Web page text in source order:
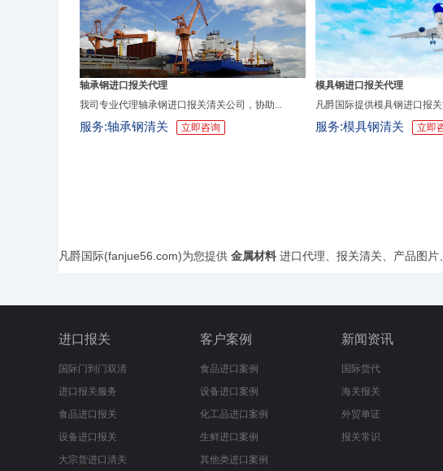
轴承钢进口报关代理
我司专业代理轴承钢进口报关清关公司，协助...
服务:轴承钢清关 立即咨询
模具钢进口报关代理
凡爵国际提供模具钢进口报
服务:模具钢清关 立即
凡爵国际(fanjue56.com)为您提供 金属材料 进口代理、报关清关、产品图
进口报关
国际门到门双清
进口报关服务
食品进口报关
设备进口报关
大宗货进口清关
客户案例
食品进口案例
设备进口案例
化工品进口案例
生鲜进口案例
其他类进口案例
新闻资讯
国际货代
海关报关
外贸单证
报关常识